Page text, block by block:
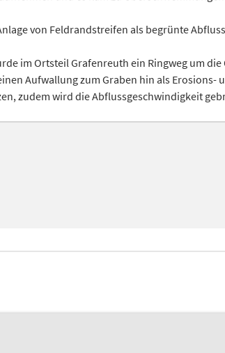
von Feldrandstreifen als begrünte
im Ortsteil Grafenreuth ein Ringweg um
Aufwallung zum Graben hin als Erosions-
zudem wird die Abflussgeschwindigkeit